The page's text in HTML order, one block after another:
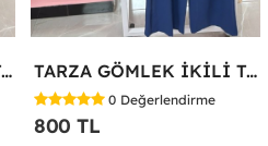
TARZA GÖMLEK İKİLİ TAKIM KOT KUMAŞ Mavi TARZA GÖMLEK İKİLİ TAKIM Lacivert
0 Değerlendirme
800 TL